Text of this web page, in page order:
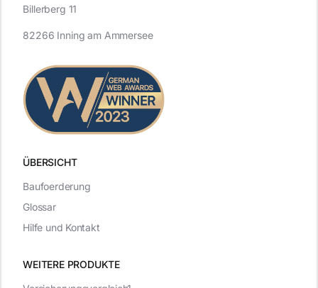
ÜBERSICHT
WEITERE PRODUKTE
Billerberg 11
82266 Inning am Ammersee
Baufoerderung
Glossar
Hilfe und Kontakt